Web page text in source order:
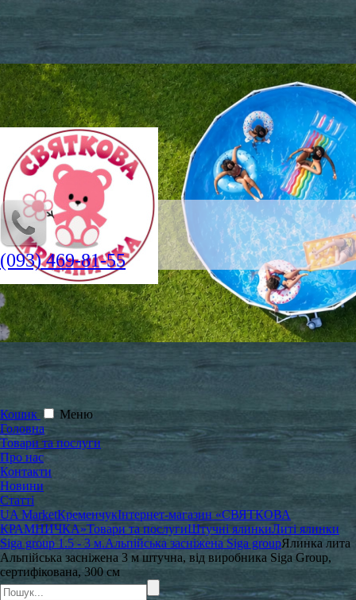
(093) 469-81-55
Кошик
Меню
Головна
Товари та послуги
Про нас
Контакти
Новини
Статті
UA MarketКременчукІнтернет-магазин «СВЯТКОВА
КРАМНИЧКА»Товари та послугиШтучні ялинкиЛиті ялинки
Siga group 1.5 - 3 м.Альпійська засніжена Siga groupЯлинка лита
Альпійська засніжена 3 м штучна, від виробника Siga Group,
сертифікована, 300 см